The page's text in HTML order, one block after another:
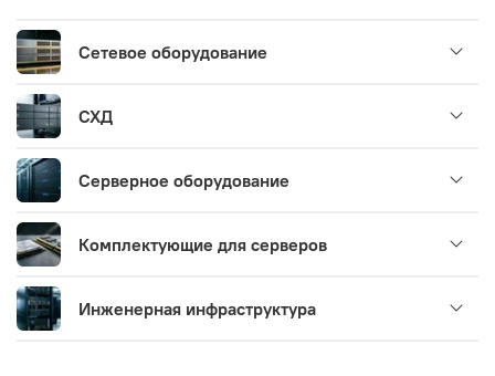
Сетевое оборудование
СХД
Серверное оборудование
Комплектующие для серверов
Инженерная инфраструктура